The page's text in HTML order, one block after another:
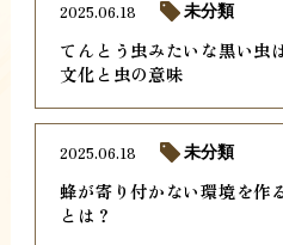
てんとう虫みたいな黒い虫
文化と虫の意味
2025.06.18 未分類
蜂が寄り付かない環境を作
とは？
2025.06.18 未分類